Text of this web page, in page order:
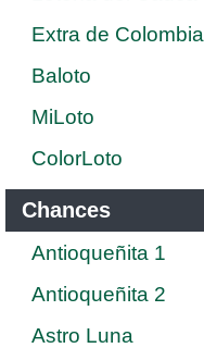
Extra de Colombia
Baloto
MiLoto
ColorLoto
Chances
Antioqueñita 1
Antioqueñita 2
Astro Luna